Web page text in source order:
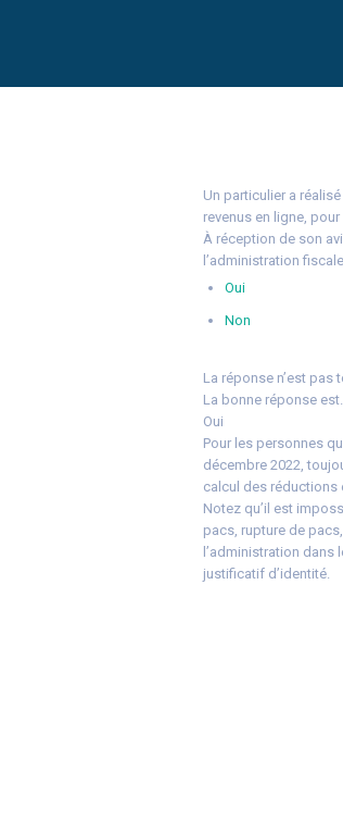
Un particulier a
revenus en ligne,
À réception de son
l’administration
Oui
Non
La réponse n’est pas
La bonne réponse
Oui
Pour les personnes
décembre 2022,
calcul des réductions
Notez qu’il est
pacs, rupture de
l’administration dans
justificatif d’identité.